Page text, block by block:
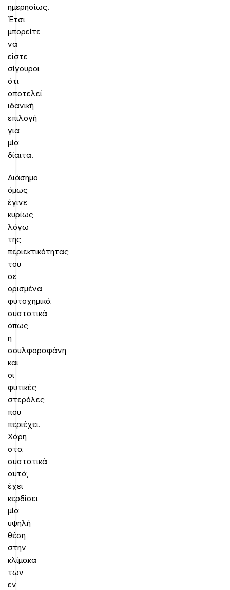
ημερησίως.
Έτσι
μπορείτε
να
είστε
σίγουροι
ότι
αποτελεί
ιδανική
επιλογή
για
μία
δίαιτα.
Διάσημο
όμως
έγινε
κυρίως
λόγω
της
περιεκτικότητας
του
σε
ορισμένα
φυτοχημικά
συστατικά
όπως
η
σουλφοραφάνη
και
οι
φυτικές
στερόλες
που
περιέχει.
Χάρη
στα
συστατικά
αυτά,
έχει
κερδίσει
μία
υψηλή
θέση
στην
κλίμακα
των
εν